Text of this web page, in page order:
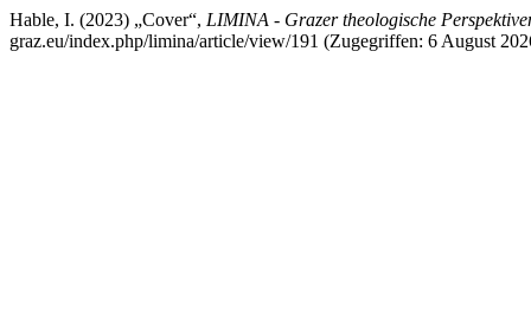
Hable, I. (2023) „Cover“, LIMINA - Grazer theologische
graz.eu/index.php/limina/article/view/191 (Zugegriffen: 6 August